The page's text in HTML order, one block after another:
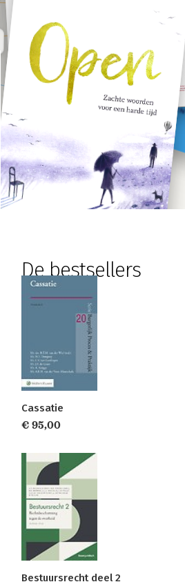
De bestsellers
Cassatie
€ 95,00
Bestuursrecht deel 2